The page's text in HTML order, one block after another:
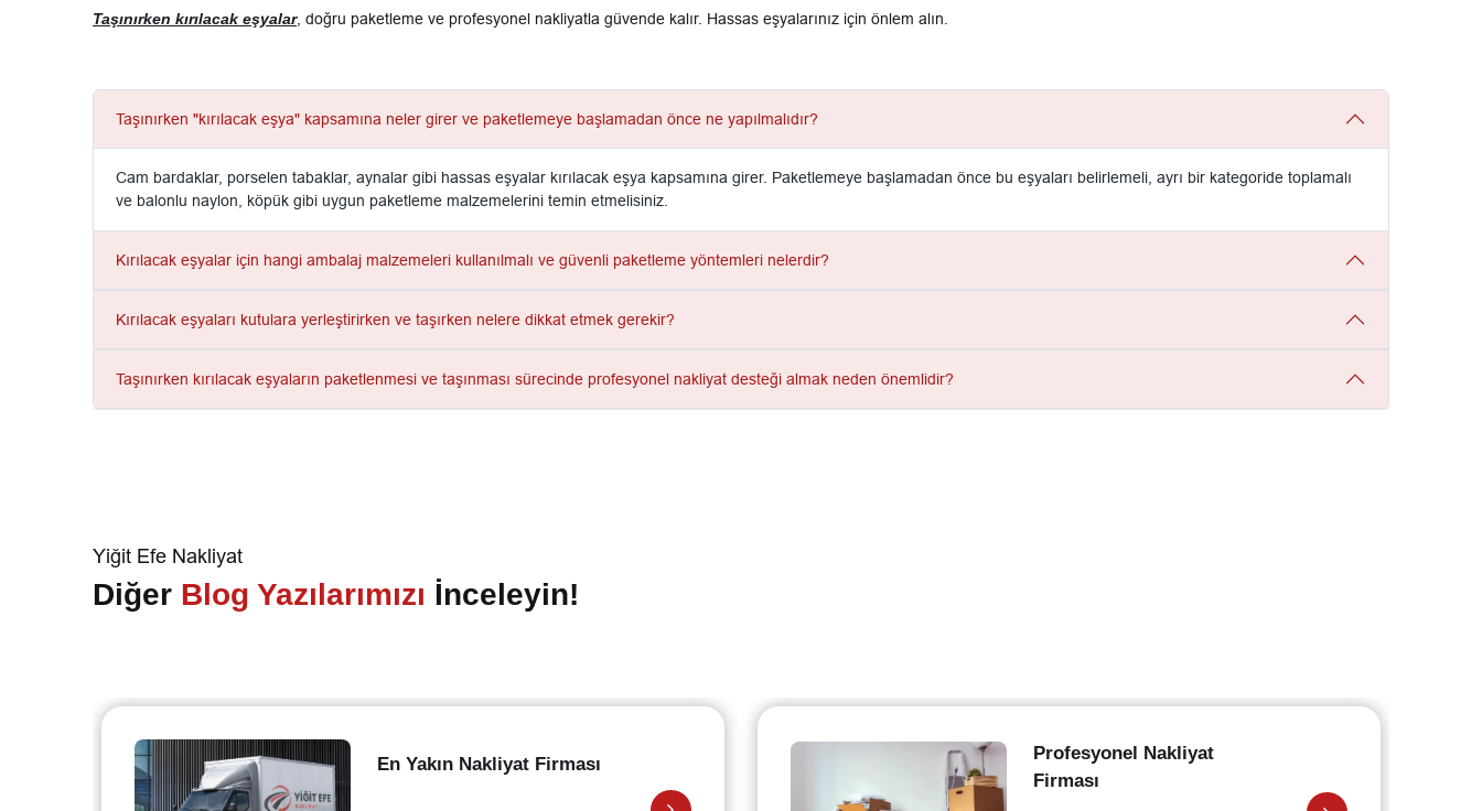
Taşınırken kırılacak eşyalar, doğru paketleme ve profesyonel nakliyatla güvende kalır. Hassas eşyalarınız için önlem alın.
Taşınırken "kırılacak eşya" kapsamına neler girer ve paketlemeye başlamadan önce ne yapılmalıdır?
Cam bardaklar, porselen tabaklar, aynalar gibi hassas eşyalar kırılacak eşya kapsamına girer. Paketlemeye başlamadan önce bu eşyaları belirlemeli, ayrı bir kategoride toplamalı
ve balonlu naylon, köpük gibi uygun paketleme malzemelerini temin etmelisiniz.
Kırılacak eşyalar için hangi ambalaj malzemeleri kullanılmalı ve güvenli paketleme yöntemleri nelerdir?
Kırılacak eşyaları kutulara yerleştirirken ve taşırken nelere dikkat etmek gerekir?
Taşınırken kırılacak eşyaların paketlenmesi ve taşınması sürecinde profesyonel nakliyat desteği almak neden önemlidir?
Yiğit Efe Nakliyat
Diğer Blog Yazılarımızı İnceleyin!
En Yakın Nakliyat Firması
Profesyonel Nakliyat